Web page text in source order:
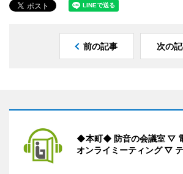
前の記事 次の
◆本町◆ 防音の会議室 ▽
オンライミーティング ▽